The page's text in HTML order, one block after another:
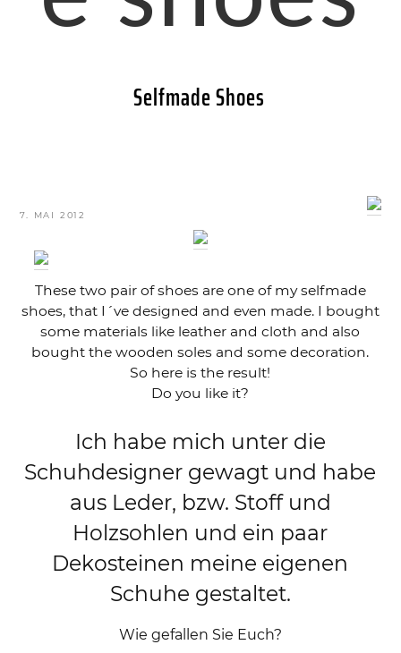
VERÖFFENTLICHT
7. MAI 2012
Selfmade Shoes
These two pair of shoes are one of my selfmade
shoes, that I´ve designed and even made. I bought
some materials like leather and cloth and also
bought the wooden soles and some decoration.
So here is the result!
Do you like it?
Ich habe mich unter die
Schuhdesigner gewagt und habe
aus Leder, bzw. Stoff und
Holzsohlen und ein paar
Dekosteinen meine eigenen
Schuhe gestaltet.
Wie gefallen Sie Euch?